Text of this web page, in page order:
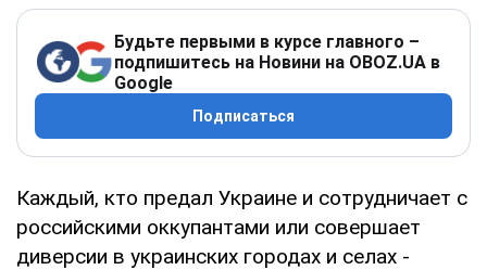
Будьте первыми в курсе главного –
подпишитесь на Новини на OBOZ.UA в
Google
Подписаться
Каждый, кто предал Украине и сотрудничает с
российскими оккупантами или совершает
диверсии в украинских городах и селах -